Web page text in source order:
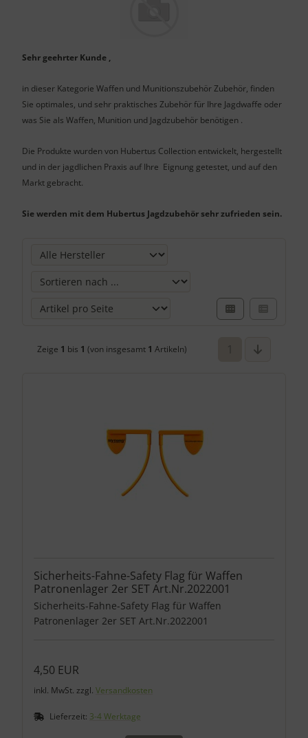
Sehr geehrter Kunde ,
in dieser Kategorie Waffen und Munitionszubehör Zubehör, finden
Sie optimales, und sehr praktisches Zubehör für Ihre Jagdwaffe oder
was Sie als Waffen, Munition und Jagdzubehör benötigen .
Die Produkte wurden von Hubertus Collection entwickelt, hergestellt
und in der jagdlichen Praxis auf Ihre Eignung getestet, und auf den
Markt gebracht.
Sie werden mit dem Hubertus Jagdzubehör sehr zufrieden sein.
Zeige 1 bis 1 (von insgesamt 1 Artikeln)
Sicherheits-Fahne-Safety Flag für Waffen
Patronenlager 2er SET Art.Nr.2022001
Sicherheits-Fahne-Safety Flag für Waffen
Patronenlager 2er SET Art.Nr.2022001
4,50 EUR
inkl. MwSt. zzgl. Versandkosten
Lieferzeit: 3-4 Werktage